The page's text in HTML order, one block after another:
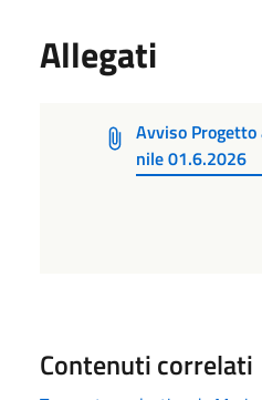
Allegati
Avviso Progetto
nile 01.6.2026
Contenuti correlati